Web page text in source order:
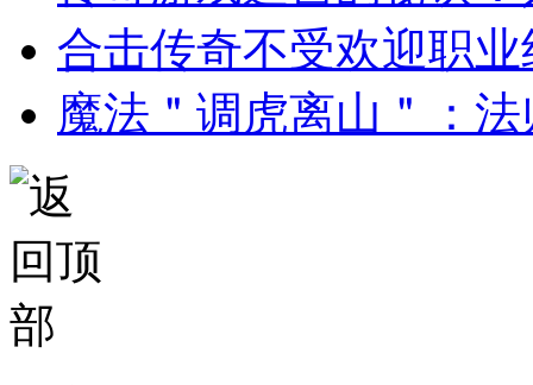
合击传奇不受欢迎职
魔法＂调虎离山＂：